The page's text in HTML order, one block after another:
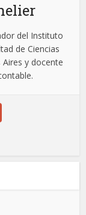
del Instituto
de Ciencias
y docente